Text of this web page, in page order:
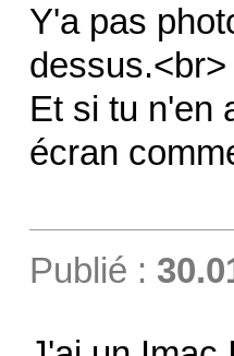
Y'a pas
dessus.<br>
Et si tu n'en
écran
Publié :